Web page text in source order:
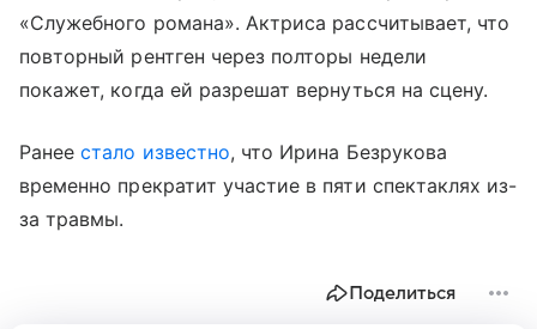
«Служебного романа». Актриса рассчитывает, что
повторный рентген через полторы недели
покажет, когда ей разрешат вернуться на сцену.
Ранеестало известно, что Ирина Безрукова
временно прекратит участие в пяти спектаклях из-
за травмы.
Поделиться